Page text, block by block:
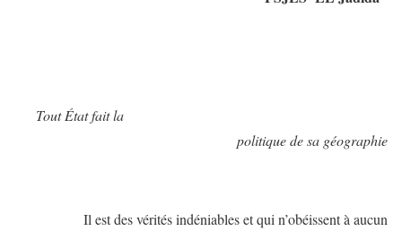
Tout État fait la
politique de sa géographie
Il est des vérités indéniables et qui n’obéissent à aucun